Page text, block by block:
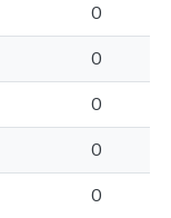
0
0
0
0
0